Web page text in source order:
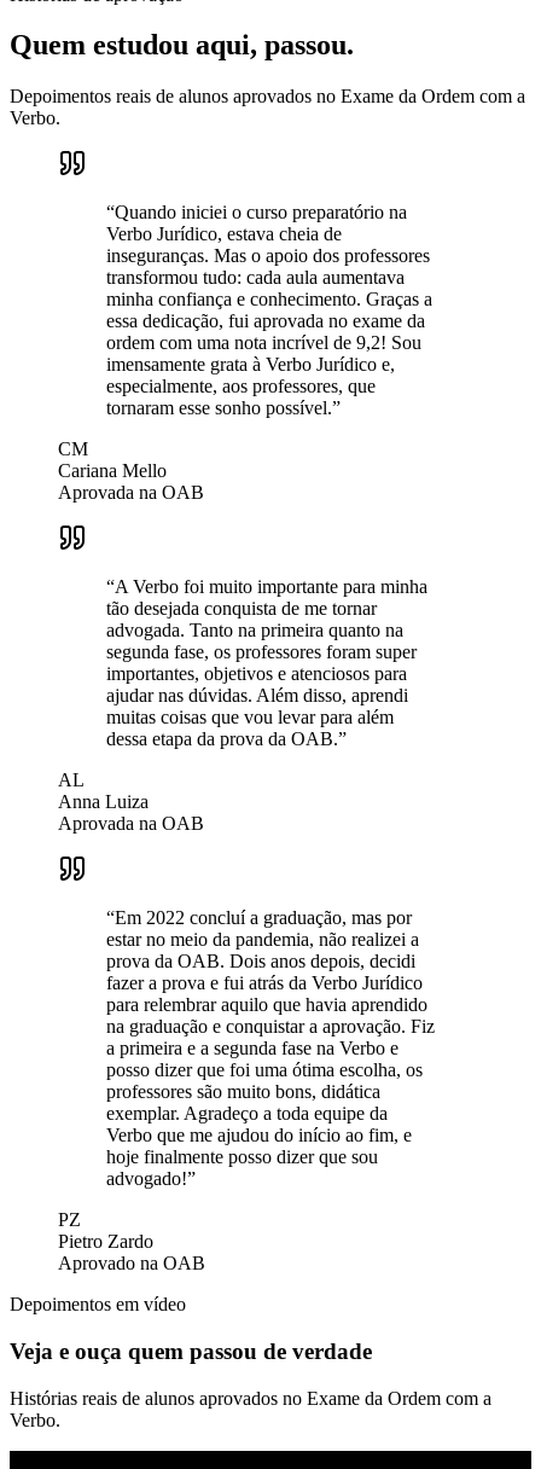
Quem estudou aqui, passou.
Depoimentos reais de alunos aprovados no Exame da Ordem com a
Verbo.
“Quando iniciei o curso preparatório na
Verbo Jurídico, estava cheia de
inseguranças. Mas o apoio dos professores
transformou tudo: cada aula aumentava
minha confiança e conhecimento. Graças a
essa dedicação, fui aprovada no exame da
ordem com uma nota incrível de 9,2! Sou
imensamente grata à Verbo Jurídico e,
especialmente, aos professores, que
tornaram esse sonho possível.”
CM
Cariana Mello
Aprovada na OAB
“A Verbo foi muito importante para minha
tão desejada conquista de me tornar
advogada. Tanto na primeira quanto na
segunda fase, os professores foram super
importantes, objetivos e atenciosos para
ajudar nas dúvidas. Além disso, aprendi
muitas coisas que vou levar para além
dessa etapa da prova da OAB.”
AL
Anna Luiza
Aprovada na OAB
“Em 2022 concluí a graduação, mas por
estar no meio da pandemia, não realizei a
prova da OAB. Dois anos depois, decidi
fazer a prova e fui atrás da Verbo Jurídico
para relembrar aquilo que havia aprendido
na graduação e conquistar a aprovação. Fiz
a primeira e a segunda fase na Verbo e
posso dizer que foi uma ótima escolha, os
professores são muito bons, didática
exemplar. Agradeço a toda equipe da
Verbo que me ajudou do início ao fim, e
hoje finalmente posso dizer que sou
advogado!”
PZ
Pietro Zardo
Aprovado na OAB
Depoimentos em vídeo
Veja e ouça quem passou de verdade
Histórias reais de alunos aprovados no Exame da Ordem com a
Verbo.